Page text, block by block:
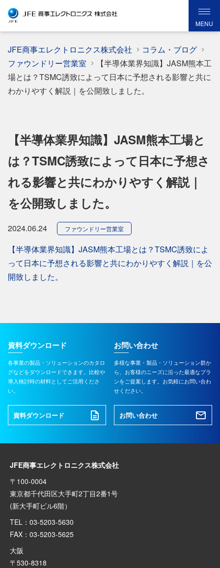
MENU
JFE商事エレクトロニクス株式会社
コラム・ブログ
ファウンドリー営業室
【半導体業界知識】JASM熊本工
場とは？TSMC誘致によって日本に予想される影響と共に
わかりやすく解説｜を公開致しました。
【半導体業界知識】JASM熊本工場と
は？TSMC誘致によって日本に予想さ
れる影響と共にわかりやすく解説｜
を公開致しました。
2024.06.24 ファウンドリー営業室
【半導体業界知識】JASM熊本工場とは？TSMC誘致によ
って日本に予想される影響と共にわかりやすく解説｜を公
開致しました。
資料ダウンロード
各事業の製品・ソリューションのカタロ
グなどをダウンロードできます。比較や
導入検討時の材料としてご活用くださ
い。
資料ダウンロード
お問い合わせ
多様な事業・製品・ソリューション群か
ら、お客様のニーズに沿った最適なプラ
ンをご提案します。お気軽にお問い合わ
せください。
お問い合わせ
JFE商事エレクトロニクス株式会社
〒100-0004
東京都千代田区大手町2丁目2番1号
(新大手町ビル6階）
TEL：03-5203-5630
FAX：03-5203-5625
大阪
〒530-8318